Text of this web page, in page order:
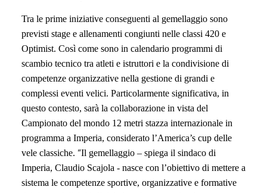
Tra le prime iniziative conseguenti al gemellaggio sono
previsti stage e allenamenti congiunti nelle classi 420 e
Optimist. Così come sono in calendario programmi di
scambio tecnico tra atleti e istruttori e la condivisione di
competenze organizzative nella gestione di grandi e
complessi eventi velici. Particolarmente significativa, in
questo contesto, sarà la collaborazione in vista del
Campionato del mondo 12 metri stazza internazionale in
programma a Imperia, considerato l’America’s cup delle
vele classiche. “Il gemellaggio – spiega il sindaco di
Imperia, Claudio Scajola - nasce con l’obiettivo di mettere a
sistema le competenze sportive, organizzative e formative